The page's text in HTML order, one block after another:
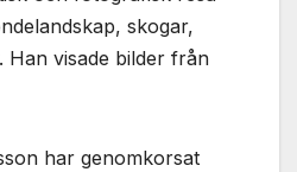
skogar,
Han visade bilder från
har genomkorsat